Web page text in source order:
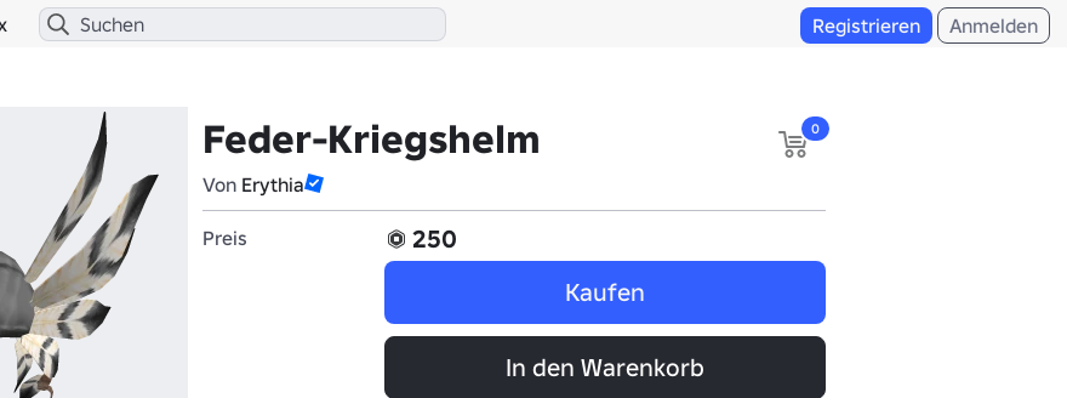
Registrieren Anmelden
Feder-Kriegshelm
Von Erythia
0
Preis
250
Kaufen
In den Warenkorb